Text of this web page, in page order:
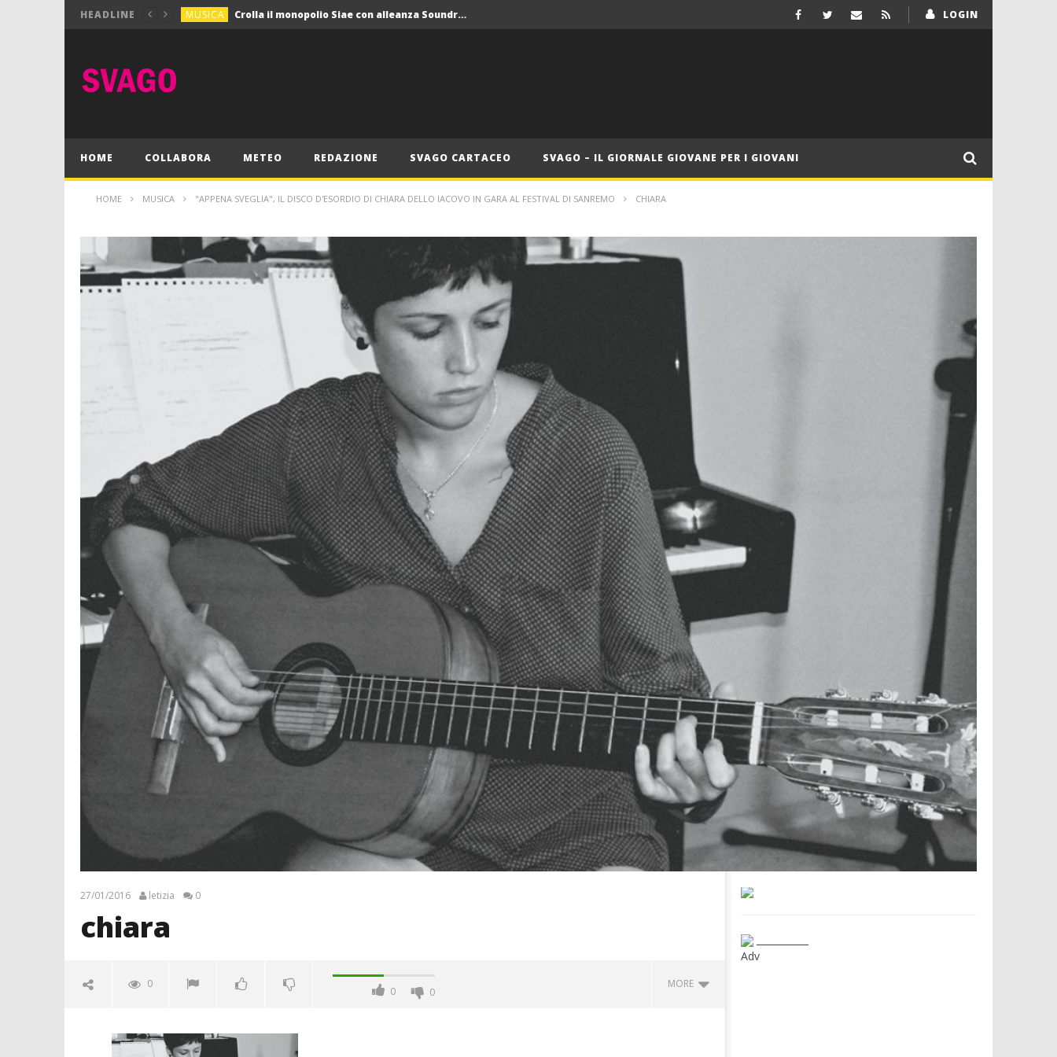
HEADLINE MUSICA Crolla il monopolio Siae con alleanza Soundreef – LEA
MUSICA Crolla il monopolio Siae con alleanza Soundreef – LEA
LOGIN
HOME COLLABORA METEO REDAZIONE SVAGO CARTACEO SVAGO – IL GIORNALE GIOVANE PER I GIOVANI
HOME MUSICA "APPENA SVEGLIA", IL DISCO D'ESORDIO DI CHIARA DELLO IACOVO IN GARA AL FESTIVAL DI SANREMO CHIARA
27/01/2016 letizia 0
chiara
0
0 0
MORE
27/01/2016
___________
Adv